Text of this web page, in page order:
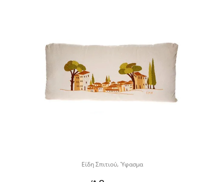
Είδη Σπιτιού, Ύφασμα